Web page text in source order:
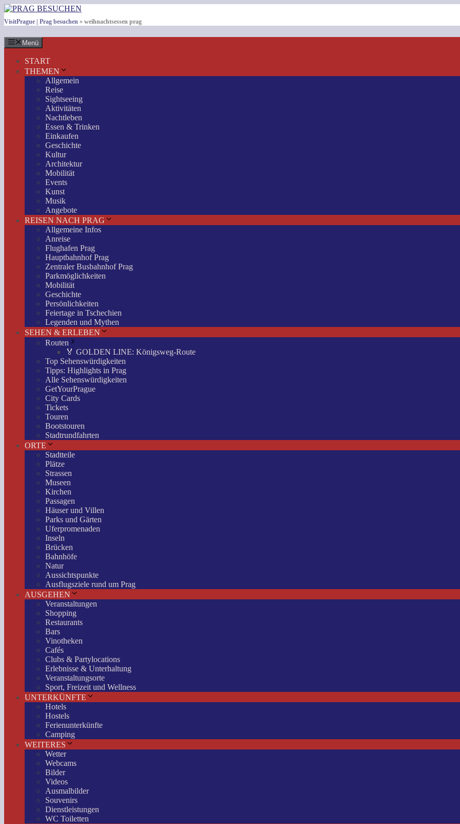
Zum
Inhalt
springen
VisitPrague | Prag besuchen » weihnachtsessen prag
Menü
START
THEMEN
Allgemein
Reise
Sightseeing
Aktivitäten
Nachtleben
Essen & Trinken
Einkaufen
Geschichte
Kultur
Architektur
Mobilität
Events
Kunst
Musik
Angebote
REISEN NACH PRAG
Allgemeine Infos
Anreise
Flughafen Prag
Hauptbahnhof Prag
Zentraler Busbahnhof Prag
Parkmöglichkeiten
Mobilität
Geschichte
Persönlichkeiten
Feiertage in Tschechien
Legenden und Mythen
SEHEN & ERLEBEN
Routen
🏅 GOLDEN LINE: Königsweg-Route
Top Sehenswürdigkeiten
Tipps: Highlights in Prag
Alle Sehenswürdigkeiten
GetYourPrague
City Cards
Tickets
Touren
Bootstouren
Stadtrundfahrten
ORTE
Stadtteile
Plätze
Strassen
Museen
Kirchen
Passagen
Häuser und Villen
Parks und Gärten
Uferpromenaden
Inseln
Brücken
Bahnhöfe
Natur
Aussichtspunkte
Ausflugsziele rund um Prag
AUSGEHEN
Veranstaltungen
Shopping
Restaurants
Bars
Vinotheken
Cafés
Clubs & Partylocations
Erlebnisse & Unterhaltung
Veranstaltungsorte
Sport, Freizeit und Wellness
UNTERKÜNFTE
Hotels
Hostels
Ferienunterkünfte
Camping
WEITERES
Wetter
Webcams
Bilder
Videos
Ausmalbilder
Souvenirs
Dienstleistungen
WC Toiletten